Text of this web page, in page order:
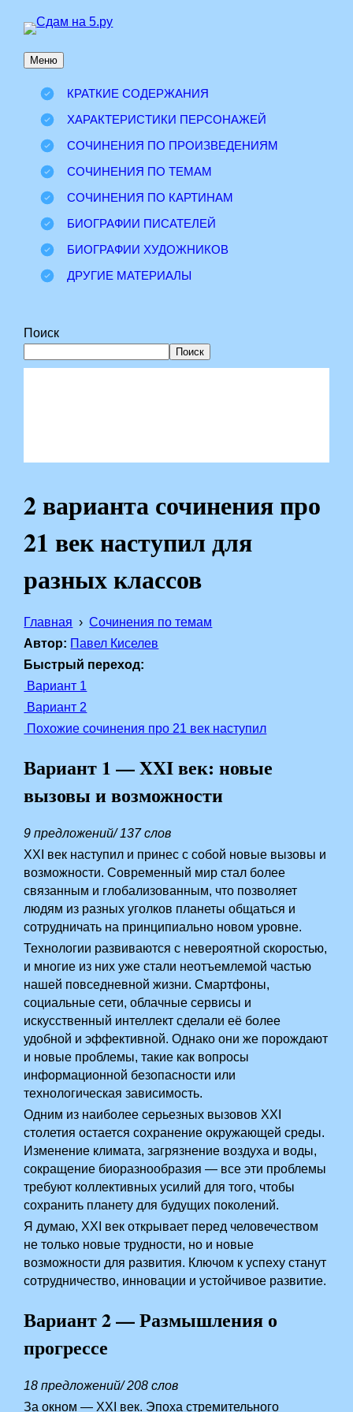
Перейти
содержимому
Меню
КРАТКИЕ СОДЕРЖАНИЯ
ХАРАКТЕРИСТИКИ ПЕРСОНАЖЕЙ
СОЧИНЕНИЯ ПО ПРОИЗВЕДЕНИЯМ
СОЧИНЕНИЯ ПО ТЕМАМ
СОЧИНЕНИЯ ПО КАРТИНАМ
БИОГРАФИИ ПИСАТЕЛЕЙ
БИОГРАФИИ ХУДОЖНИКОВ
ДРУГИЕ МАТЕРИАЛЫ
Поиск
Поиск
2 варианта сочинения про
21 век наступил для
разных классов
Главная
Сочинения по темам
Автор: Павел Киселев
Быстрый переход:
Вариант 1
Вариант 2
Похожие сочинения про 21 век наступил
Вариант 1 — XXI век: новые
вызовы и возможности
9 предложений/ 137 слов
XXI век наступил и принес с собой новые вызовы и
возможности. Современный мир стал более
связанным и глобализованным, что позволяет
людям из разных уголков планеты общаться и
сотрудничать на принципиально новом уровне.
Технологии развиваются с невероятной скоростью,
и многие из них уже стали неотъемлемой частью
нашей повседневной жизни. Смартфоны,
социальные сети, облачные сервисы и
искусственный интеллект сделали её более
удобной и эффективной. Однако они же порождают
и новые проблемы, такие как вопросы
информационной безопасности или
технологическая зависимость.
Одним из наиболее серьезных вызовов XXI
столетия остается сохранение окружающей среды.
Изменение климата, загрязнение воздуха и воды,
сокращение биоразнообразия — все эти проблемы
требуют коллективных усилий для того, чтобы
сохранить планету для будущих поколений.
Я думаю, XXI век открывает перед человечеством
не только новые трудности, но и новые
возможности для развития. Ключом к успеху станут
сотрудничество, инновации и устойчивое развитие.
Вариант 2 — Размышления о
прогрессе
18 предложений/ 208 слов
За окном — XXI век. Эпоха стремительного